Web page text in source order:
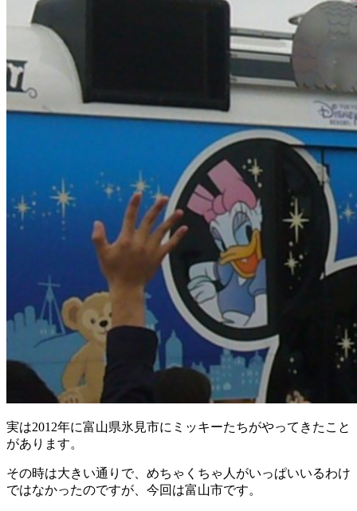
実は2012年に富山県氷見市にミッキーたちがやってきたこと
があります。
その時は大きい通りで、めちゃくちゃ人がいっぱいいるわけ
ではなかったのですが、今回は富山市です。